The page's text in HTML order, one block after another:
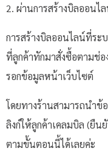
2. ผ่านการสร้างบิลออนไ
การสร้างบิลออนไลน์ที่ระ
ที่ลูกค้าทักมาสั่งซื้อตามช่อ
รอกข้อมูลหน้าเว็บไซต์
โดยทางร้านสามารถนำข้
ลิงก์ให้ลูกค้าเคลมบิล (ยื
ตามขั้นตอนนี้ได้เลยค่ะ